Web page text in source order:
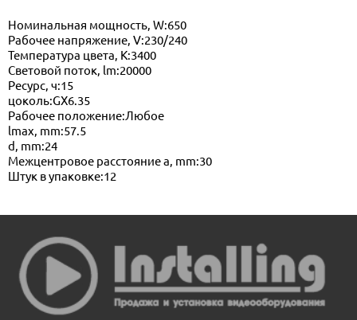
Номинальная мощность, W:650
Рабочее напряжение, V:230/240
Температура цвета, K:3400
Световой поток, lm:20000
Ресурс, ч:15
цоколь:GX6.35
Рабочее положение:Любое
lmax, mm:57.5
d, mm:24
Межцентровое расстояние a, mm:30
Штук в упаковке:12